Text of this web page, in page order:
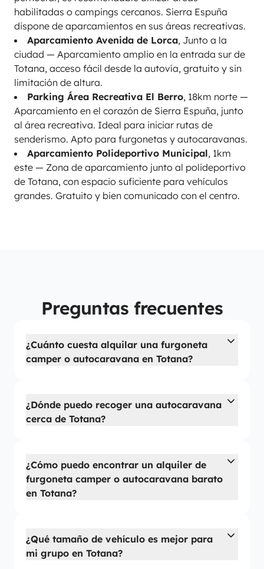
habilitadas o campings cercanos. Sierra Espuña
dispone de aparcamientos en sus áreas recreativas.
Aparcamiento Avenida de Lorca, Junto a la
ciudad — Aparcamiento amplio en la entrada sur de
Totana, acceso fácil desde la autovía, gratuito y sin
limitación de altura.
Parking Área Recreativa El Berro, 18km norte —
Aparcamiento en el corazón de Sierra Espuña, junto
al área recreativa. Ideal para iniciar rutas de
senderismo. Apto para furgonetas y autocaravanas.
Aparcamiento Polideportivo Municipal, 1km
este — Zona de aparcamiento junto al polideportivo
de Totana, con espacio suficiente para vehículos
grandes. Gratuito y bien comunicado con el centro.
Preguntas frecuentes
¿Cuánto cuesta alquilar una furgoneta
camper o autocaravana en Totana?
¿Dónde puedo recoger una autocaravana
cerca de Totana?
¿Cómo puedo encontrar un alquiler de
furgoneta camper o autocaravana barato
en Totana?
¿Qué tamaño de vehículo es mejor para
mi grupo en Totana?